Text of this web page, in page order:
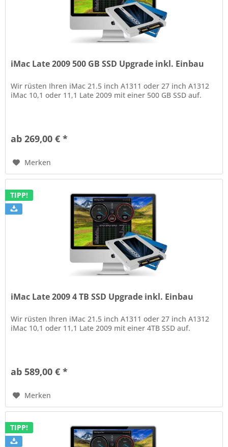
iMac Late 2009 500 GB SSD Upgrade inkl. Einbau
Wir rüsten Ihren iMac 21.5 inch A1311 oder 27 inch A1312
iMac 10,1 oder 11,1 Late 2009 mit einer 500 GB SSD auf.
ab 269,00 € *
Merken
TIPP!
iMac Late 2009 4 TB SSD Upgrade inkl. Einbau
Wir rüsten Ihren iMac 21.5 inch A1311 oder 27 inch A1312
iMac 10,1 oder 11,1 Late 2009 mit einer 4TB SSD auf.
ab 589,00 € *
Merken
TIPP!